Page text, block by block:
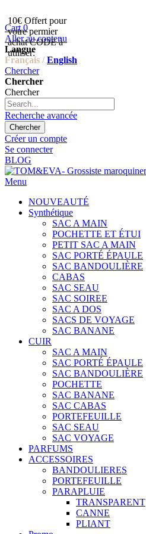
10€ Offert pour
votre permier
achat CODE à
utiliser:
Cart 0
Aller au contenu
Langue
Français / English
Chercher
Chercher
Chercher
Recherche avancée
Chercher
Créer un compte
Se connecter
BLOG
Menu
NOUVEAUTÉ
Synthétique
SAC A MAIN
POCHETTE ET ÉTUI
PETIT SAC A MAIN
SAC PORTÉ ÉPAULE
SAC BANDOULIÈRE
CABAS
SAC SEAU
SAC SOIREE
SAC A DOS
SACS DE VOYAGE
SAC BANANE
CUIR
SAC A MAIN
SAC PORTÉ ÉPAULE
SAC BANDOULIÈRE
POCHETTE
SAC BANANE
SAC CABAS
PORTEFEUILLE
SAC SEAU
SAC VOYAGE
PARFUMS
ACCESSOIRES
BANDOULIERES
PORTEFEUILLE
PARAPLUIE
TRANSPARENT
CANNE
PLIANT